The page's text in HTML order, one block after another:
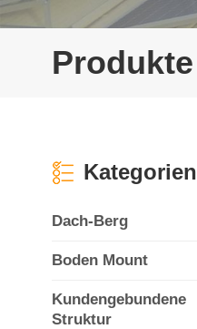
Produkte
Kategorien
Dach-Berg
Boden Mount
Kundengebundene
Struktur